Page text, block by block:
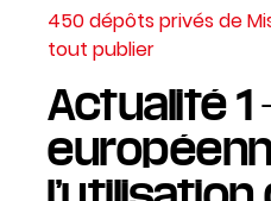
450 dépôts privés de
tout publier
Actualité 1